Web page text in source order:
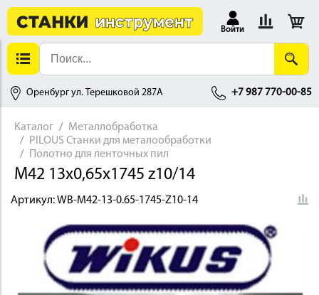
Войти
Оренбург ул. Терешковой 287А +7 987 770-00-85
ДЕРЕВООБРАБОТКА
Каталог
Металлобработка
PILOUS Станки для металообработки
Полотно для ленточных пил
M42 13х0,65х1745 z10/14
Артикул:WB-M42-13-0.65-1745-Z10-14